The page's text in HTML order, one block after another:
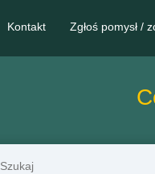
Kontakt Zgłoś pomysł /